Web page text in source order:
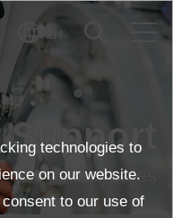
ZH
Support
After-sales
technologies to
on our website.
to our use of